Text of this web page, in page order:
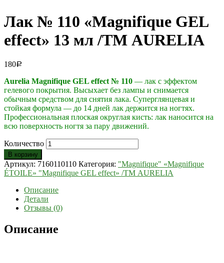
Лак № 110 «Magnifique GEL
effect» 13 мл /ТМ AURELIA
180Р
Aurelia Magnifique GEL effect № 110 — лак с эффектом
гелевого покрытия. Высыхает без лампы и снимается
обычным средством для снятия лака. Суперглянцевая и
стойкая формула — до 14 дней лак держится на ногтях.
Профессиональная плоская округлая кисть: лак наносится на
всю поверхность ногтя за пару движений.
Количество
В корзину
Артикул: 7160110110 Категория: "Magnifique" «Magnifique
ÉTOILE» "Magnifique GEL effect» /ТМ AURELIA
Описание
Детали
Отзывы (0)
Описание